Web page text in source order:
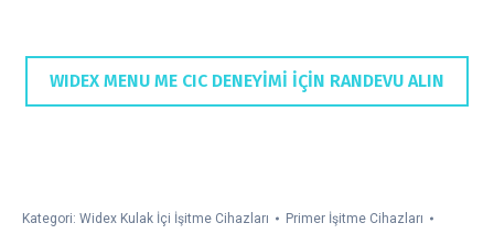
WIDEX MENU ME CIC DENEYİMİ İÇİN RANDEVU ALIN
Kategori: Widex Kulak İçi İşitme Cihazları
Primer İşitme Cihazları